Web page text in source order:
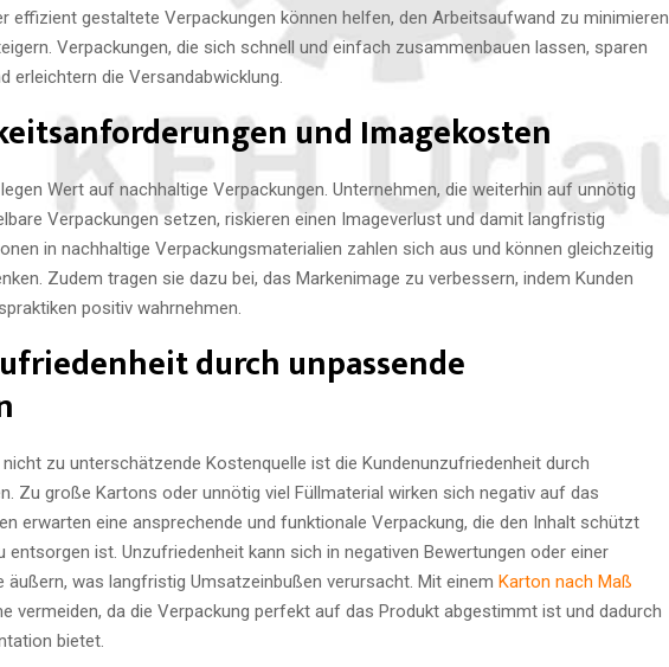
effizient gestaltete Verpackungen können helfen, den Arbeitsaufwand zu minimieren
Verpackungen, die sich schnell und einfach zusammenbauen lassen, sparen
erleichtern die Versandabwicklung.
und Imagekosten
Wert auf nachhaltige Verpackungen. Unternehmen, die weiterhin auf unnötig
Verpackungen setzen, riskieren einen Imageverlust und damit langfristig
in nachhaltige Verpackungsmaterialien zahlen sich aus und können gleichzeitig
Zudem tragen sie dazu bei, das Markenimage zu verbessern, indem Kunden
positiv wahrnehmen.
durch unpassende
zu unterschätzende Kostenquelle ist die Kundenunzufriedenheit durch
Zu große Kartons oder unnötig viel Füllmaterial wirken sich negativ auf das
erwarten eine ansprechende und funktionale Verpackung, die den Inhalt schützt
entsorgen ist. Unzufriedenheit kann sich in negativen Bewertungen oder einer
äußern, was langfristig Umsatzeinbußen verursacht. Mit einem Karton nach Maß
vermeiden, da die Verpackung perfekt auf das Produkt abgestimmt ist und dadurch
bietet.